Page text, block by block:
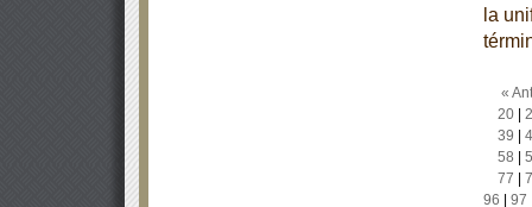
la
«
20|
39
58
77
96
97